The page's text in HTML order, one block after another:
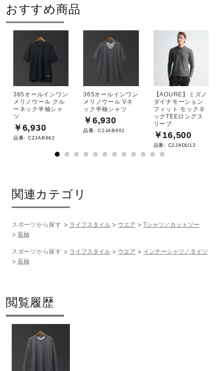
おすすめ商品
365オールインワン
メリノウール クル
ーネック半袖シャ
ツ
￥6,930
品番: C2JAB662
365オールインワン
メリノウール Vネ
ック半袖シャツ
￥6,930
品番: C2JAB661
【AOURE】ミズノ
ダイナモーション
フィット モックネ
ックTEEロングス
リーブ
￥16,500
品番: C2JADU12
関連カテゴリ
スポーツから探す ライフスタイル ウエア
Tシャツ／カットソー
長袖
スポーツから探す ライフスタイル ウエア
インナーシャツ／タイツ
長袖
閲覧履歴